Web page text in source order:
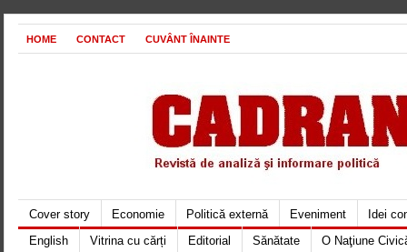
HOME CONTACT CUVÂNT ÎNAINTE
Cover story Economie Politică externă Eveniment
Idei
English
Vitrina cu cărți Editorial Sănătate O Naţiune